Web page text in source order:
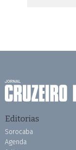
Editorias
Sorocaba
Agenda